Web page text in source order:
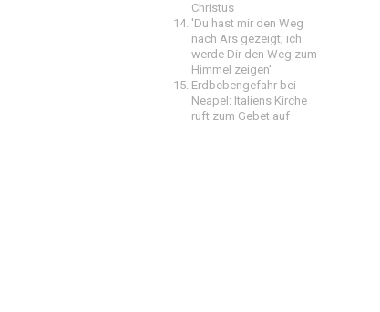
Christus
'Du hast mir den Weg
nach Ars gezeigt; ich
werde Dir den Weg zum
Himmel zeigen'
Erdbebengefahr bei
Neapel: Italiens Kirche
ruft zum Gebet auf